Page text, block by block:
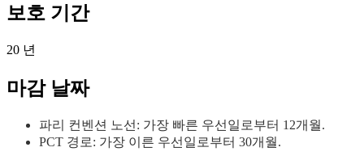
보호 기간
20 년
마감 날짜
파리 컨벤션 노선: 가장 빠른 우선일로부터 12개월.
PCT 경로: 가장 이른 우선일로부터 30개월.